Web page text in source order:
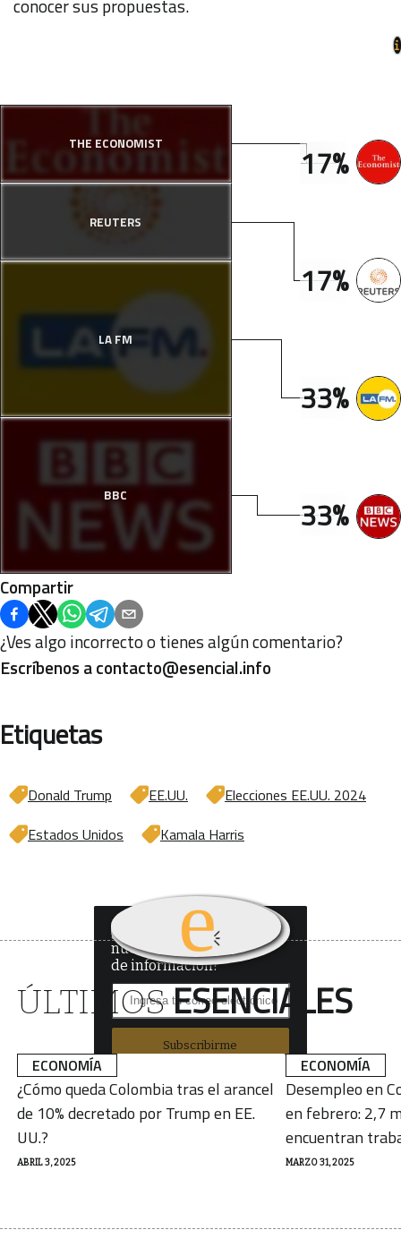
conocer sus propuestas.
THE ECONOMIST
REUTERS
LA FM
BBC
17%
17%
33%
33%
Compartir
¿Ves algo incorrecto o tienes algún comentario?
Escríbenos acontacto@esencial.info
Etiquetas
Donald Trump EE.UU.
Elecciones EE.UU. 2024
Estados Unidos
Kamala Harris
¿Quieres recibir
nuestro boletín
de información?
Subscribirme
ÚLTIMOSESENCIALES
ECONOMÍA
ABRIL 3, 2025
¿Cómo queda Colombia tras el arancel
de 10% decretado por Trump en EE.
UU.?
ECONOMÍA
MARZO 31, 2025
Desempleo en
en febrero: 2,7
encuentran